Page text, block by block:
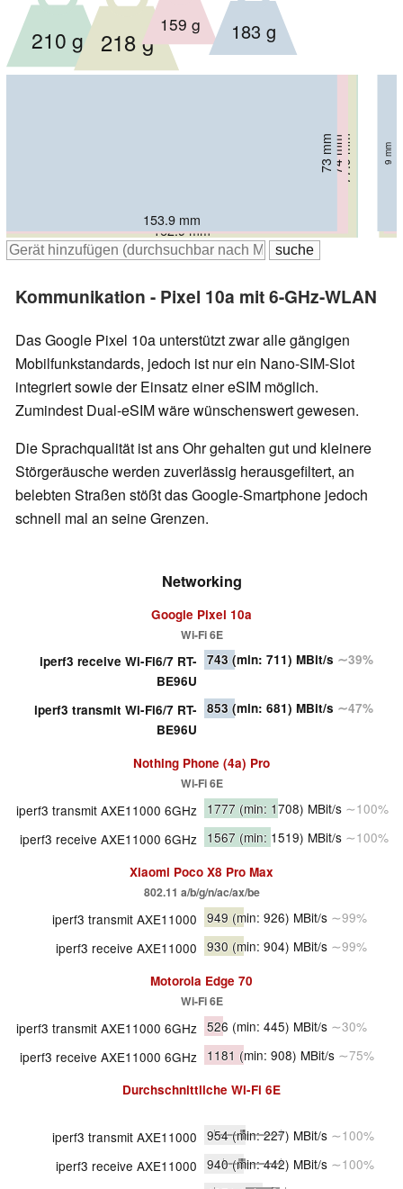
163.6 mm
76.6 mm 7.9 mm
210 g
162.9 mm
77.9 mm 8.2 mm
218 g
159 mm
74 mm 6 mm
159 g
153.9 mm
73 mm 9 mm
183 g
Kommunikation - Pixel 10a mit 6-GHz-WLAN
Das Google Pixel 10a unterstützt zwar alle gängigen
Mobilfunkstandards, jedoch ist nur ein Nano-SIM-Slot
integriert sowie der Einsatz einer eSIM möglich.
Zumindest Dual-eSIM wäre wünschenswert gewesen.
Die Sprachqualität ist ans Ohr gehalten gut und kleinere
Störgeräusche werden zuverlässig herausgefiltert, an
belebten Straßen stößt das Google-Smartphone jedoch
schnell mal an seine Grenzen.
Networking
Google Pixel 10a
Wi-Fi 6E
iperf3 receive Wi-Fi6/7 RT-
BE96U
743 (min: 711) MBit/s ∼39%
iperf3 transmit Wi-Fi6/7 RT-
BE96U
853 (min: 681) MBit/s ∼47%
Nothing Phone (4a) Pro
Wi-Fi 6E
iperf3 transmit AXE11000 6GHz 1777 (min: 1708) MBit/s ∼100%
iperf3 receive AXE11000 6GHz
1567 (min: 1519) MBit/s ∼100%
Xiaomi Poco X8 Pro Max
802.11 a/​b/​g/​n/​ac/​ax/​be
iperf3 transmit AXE11000 949 (min: 926) MBit/s ∼99%
iperf3 receive AXE11000 930 (min: 904) MBit/s ∼99%
Motorola Edge 70
Wi-Fi 6E
iperf3 transmit AXE11000 6GHz 526 (min: 445) MBit/s ∼30%
iperf3 receive AXE11000 6GHz
1181 (min: 908) MBit/s ∼75%
Durchschnittliche Wi-Fi 6E
iperf3 transmit AXE11000 954(min: 227) MBit/s ∼100%
iperf3 receive AXE11000 940(min: 442) MBit/s ∼100%